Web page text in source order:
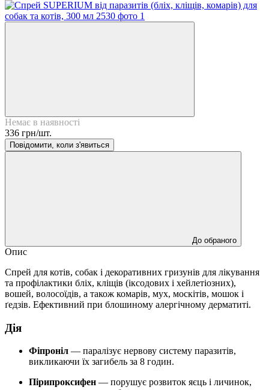
Немає в наявності
336 грн/шт.
Повідомити, коли з'явиться
До обраного
Опис
Спрей для котів, собак і декоративних гризунів для лікування
та профілактики бліх, кліщів (іксодових і хейлетіозних),
вошей, волосоїдів, а також комарів, мух, москітів, мошок і
ґедзів. Ефективний при блошиному алергічному дерматиті.
Дія
Фіпроніл — паралізує нервову систему паразитів,
викликаючи їх загибель за 8 годин.
Пірипроксифен — порушує розвиток яєць і личинок,